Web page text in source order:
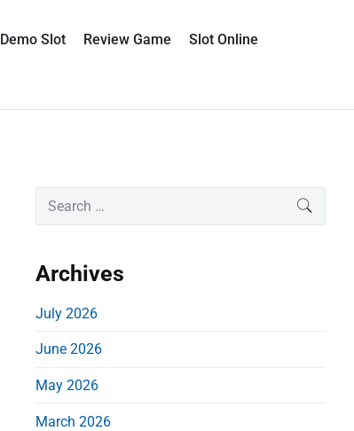
Demo Slot Review Game
Slot Online
c
h
o
Archives
July 2026
June 2026
May 2026
March 2026